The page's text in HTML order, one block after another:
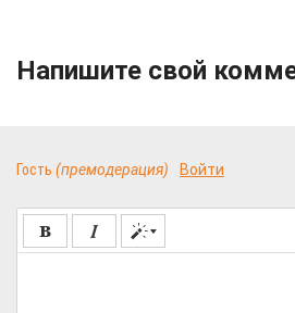
Напишите свой
Гость (премодерация) Войти